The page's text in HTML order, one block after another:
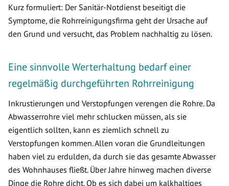
Kurz formuliert: Der Sanitär-Notdienst beseitigt die
Symptome, die Rohrreinigungsfirma geht der Ursache auf
den Grund und versucht, das Problem nachhaltig zu lösen.
Eine sinnvolle Werterhaltung bedarf einer
regelmäßig durchgeführten Rohrreinigung
Inkrustierungen und Verstopfungen verengen die Rohre. Da
Abwasserrohre viel mehr schlucken müssen, als sie
eigentlich sollten, kann es ziemlich schnell zu
Verstopfungen kommen. Allen voran die Grundleitungen
haben viel zu erdulden, da durch sie das gesamte Abwasser
des Wohnhauses fließt. Über Jahre hinweg machen diverse
Dinge die Rohre dicht. Ob es sich dabei um kalkhaltiges